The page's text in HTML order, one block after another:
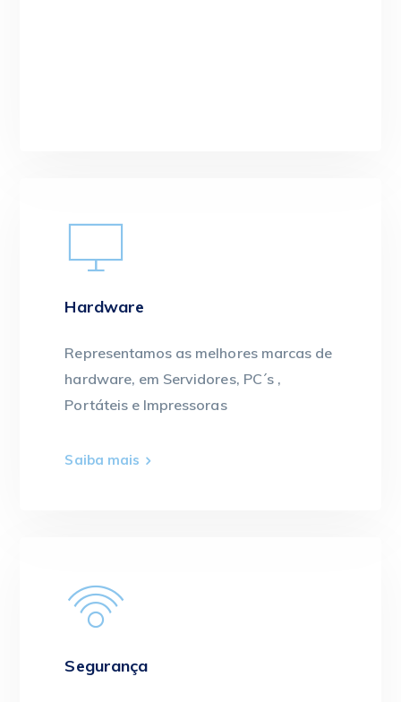
Hardware
Representamos as melhores marcas de
hardware, em Servidores, PC´s ,
Portáteis e Impressoras
Saiba mais
Segurança